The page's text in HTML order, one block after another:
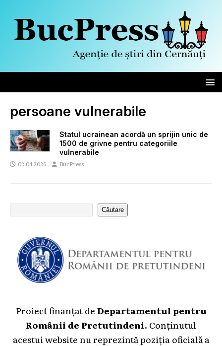
persoane vulnerabile
Statul ucrainean acordă un sprijin unic de
1500 de grivne pentru categoriile
vulnerabile
02.04.2026 BucPress
Căutare
Proiect finanțat deDepartamentul pentru
Românii de Pretutindeni. Conținutul
acestui website nu reprezintă poziția oficială a